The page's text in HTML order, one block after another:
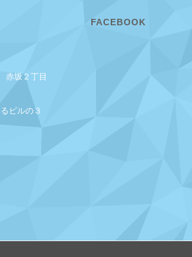
赤坂２丁目
ビルの３
FACEBOOK